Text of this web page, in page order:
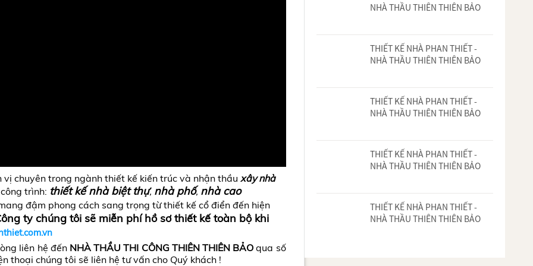
vị chuyên trong ngành thiết kế kiến trúc và nhận thầu xây nhà
trình: thiết kế nhà biệt thự, nhà phố, nhà cao
đậm phong cách sang trọng từ thiết kế cổ điển đến hiện
ty chúng tôi sẽ miễn phí hồ sơ thiết kế toàn bộ khi
liên hệ đến NHÀ THẦU THI CÔNG THIÊN THIÊN BẢO qua số
thoại chúng tôi sẽ liên hệ tư vấn cho Quý khách !
NHÀ THẦU THIÊN THIÊN BẢO
THIẾT KẾ NHÀ PHAN THIẾT -
NHÀ THẦU THIÊN THIÊN BẢO
THIẾT KẾ NHÀ PHAN THIẾT -
NHÀ THẦU THIÊN THIÊN BẢO
THIẾT KẾ NHÀ PHAN THIẾT -
NHÀ THẦU THIÊN THIÊN BẢO
THIẾT KẾ NHÀ PHAN THIẾT -
NHÀ THẦU THIÊN THIÊN BẢO